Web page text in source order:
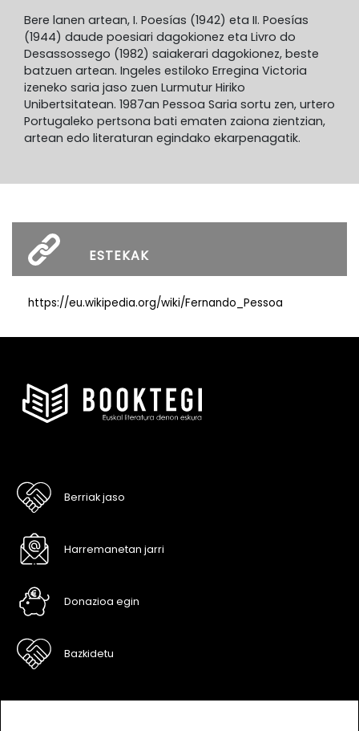
Bere lanen artean, I. Poesías (1942) eta II. Poesías
(1944) daude poesiari dagokionez eta Livro do
Desassossego (1982) saiakerari dagokionez, beste
batzuen artean. Ingeles estiloko Erregina Victoria
izeneko saria jaso zuen Lurmutur Hiriko
Unibertsitatean. 1987an Pessoa Saria sortu zen, urtero
Portugaleko pertsona bati ematen zaiona zientzian,
artean edo literaturan egindako ekarpenagatik.
ESTEKAK
https://eu.wikipedia.org/wiki/Fernando_Pessoa
Berriak jaso
Harremanetan jarri
Donazioa egin
Bazkidetu